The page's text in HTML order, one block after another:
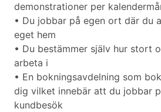
demonstrationer per
• Du jobbar på egen ort där du
eget hem
• Du bestämmer själv hur stort
arbeta i
• En bokningsavdelning som
dig vilket innebär att du jobbar
kundbesök